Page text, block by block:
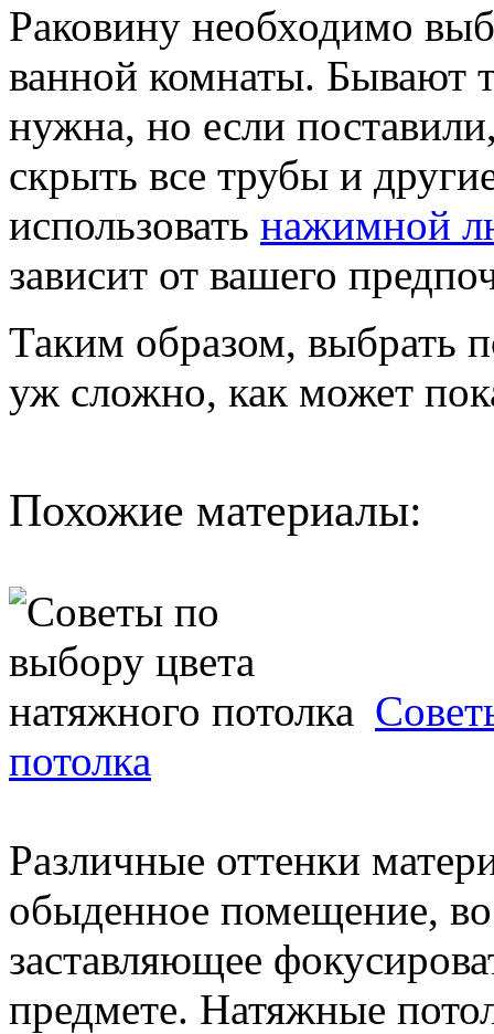
Раковину необходимо
ванной комнаты. Бывают
нужна, но если
скрыть все трубы и
использовать нажимной
зависит от вашего
Таким образом, выбрать
уж сложно, как может
Похожие материалы:
потолка
Различные оттенки
обыденное помещение,
заставляющее
предмете. Натяжные